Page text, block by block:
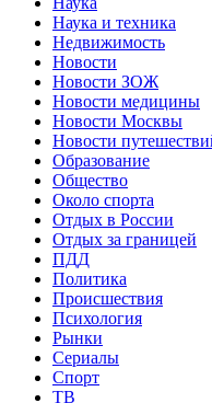
Наука и техника
Недвижимость
Новости
Новости ЗОЖ
Новости медицины
Новости Москвы
Новости
Образование
Общество
Около спорта
Отдых в России
Отдых за границей
ПДД
Политика
Происшествия
Психология
Рынки
Сериалы
Спорт
ТВ